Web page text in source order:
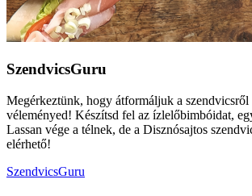
SzendvicsGuru
Megérkeztünk, hogy átformáljuk a
véleményed! Készítsd fel az ízlelőbimbóidat,
Lassan vége a télnek, de a Disznósajtos
elérhető!
SzendvicsGuru